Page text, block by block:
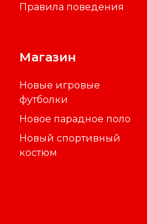
Правила поведения
Магазин
Новые игровые
футболки
Новое парадное поло
Новый спортивный
костюм